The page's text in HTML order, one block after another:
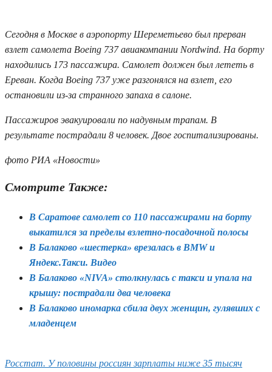
Сегодня в Москве в аэропорту Шереметьево был прерван
взлет самолета Boeing 737 авиакомпании Nordwind. На борту
находились 173 пассажира. Самолет должен был лететь в
Ереван. Когда Boeing 737 уже разгонялся на взлет, его
остановили из-за странного запаха в салоне.
Пассажиров эвакуировали по надувным трапам. В
результате пострадали 8 человек. Двое госпитализированы.
фото РИА «Новости»
Смотрите Также:
В Саратове самолет со 110 пассажирами на борту
выкатился за пределы взлетно-посадочной полосы
В Балаково «шестерка» врезалась в BMW и
Яндекс.Такси. Видео
В Балаково «NIVA» столкнулась с такси и упала на
крышу: пострадали два человека
В Балаково иномарка сбила двух женщин, гулявших с
младенцем
Росстат. У половины россиян зарплаты ниже 35 тысяч